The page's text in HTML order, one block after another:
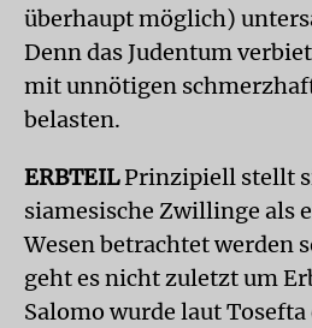
überhaupt möglich)
Denn das Judentum
mit unnötigen
belasten.
ERBTEILPrinzipiell stellt
siamesische Zwillinge als
Wesen betrachtet werden
geht es nicht zuletzt um
Salomo wurde laut